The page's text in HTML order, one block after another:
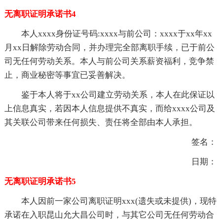
无离职证明承诺书4
本人xxxx身份证号码:xxxx与前公司：xxxx于xx年xx
月xx日解除劳动合同，并办理完全部离职手续，已于前公
司无任何劳动关系。本人与前公司关系薪资福利，竞争禁
止，商业秘密等事宜已妥善解决。
鉴于本人将于xx公司建立劳动关系，本人在此保证以
上信息真实，若因本人信息提供不真实，而给xxxx公司及
其关联公司带来任何损失、责任将全部由本人承担。
签名：
日期：
无离职证明承诺书5
本人因前一家公司离职证明xxx(遗失或未提供)，现特
承诺在入职昆山允大昌公司时，与其它公司无任何劳动合